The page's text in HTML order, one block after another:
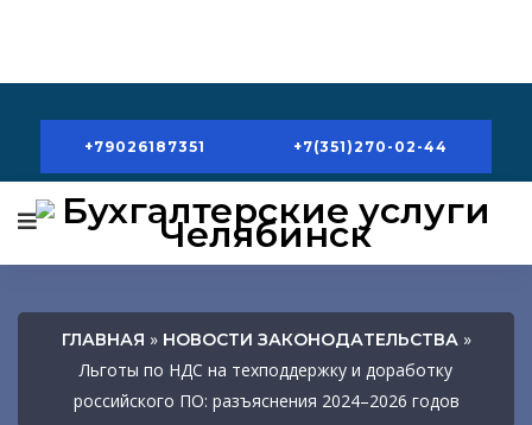
+79026187351 +7(351)270-02-44
ГЛАВНАЯ » НОВОСТИ ЗАКОНОДАТЕЛЬСТВА»
Льготы по НДС на техподдержку и доработку
российского ПО: разъяснения 2024–2026 годов